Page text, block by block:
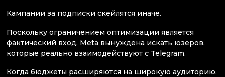
Кампании за подписки скейлятся иначе.
Поскольку ограничением оптимизации является
фактический вход, Meta вынуждена искать юзеров,
которые реально взаимодействуют с Telegram.
Когда бюджеты расширяются на широкую аудиторию,